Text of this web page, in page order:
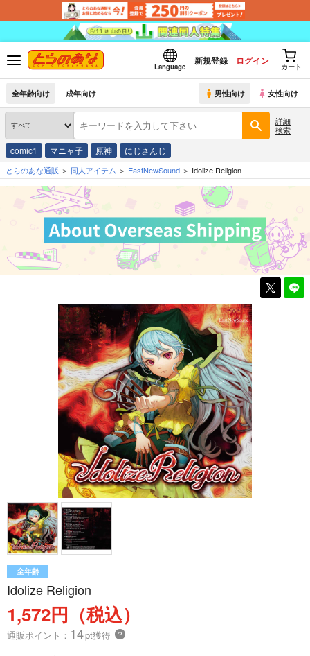
Language
新規登録 ログイン
カート
全年齢向け 成年向け 男性向け 女性向け
詳細
検索
comic1 マニャ子 原神 にじさんじ
とらのあな通販 同人アイテム EastNewSound Idolize Religion
全年齢
Idolize Religion
1,572円（税込）
通販ポイント： 14pt獲得 ？